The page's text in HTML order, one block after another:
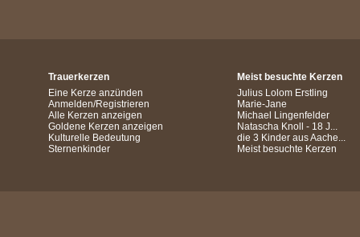
Trauerkerzen
Eine Kerze anzünden
Anmelden/Registrieren
Alle Kerzen anzeigen
Goldene Kerzen anzeigen
Kulturelle Bedeutung
Sternenkinder
Meist besuchte Kerzen
Julius Lolom Erstling
Marie-Jane
Michael Lingenfelder
Natascha Knoll - 18 J...
die 3 Kinder aus Aache...
Meist besuchte Kerzen